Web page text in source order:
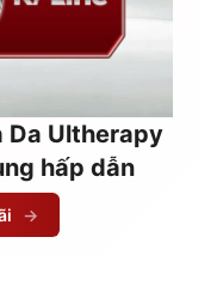
Da Ultherapy
hấp dẫn
→